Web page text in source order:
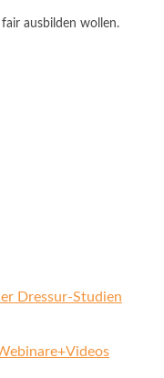
fair ausbilden wollen.
Dressur-Studien